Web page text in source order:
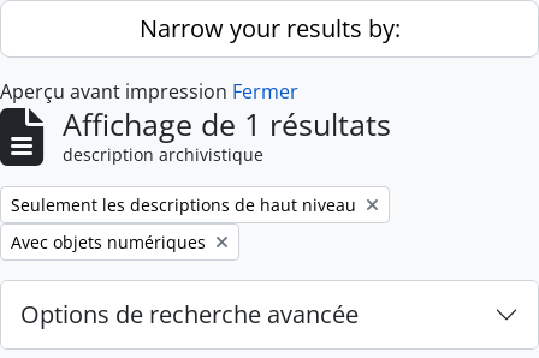
Skip to main contentNarrow your results by:
Aperçu avant impression Fermer
Affichage de 1 résultats
description archivistique
Remove filter:
Seulement les descriptions de haut niveau
Remove filter:
Avec objets numériques
Options de recherche avancée